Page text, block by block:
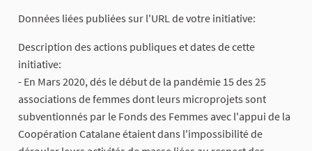
Données liées publiées sur l'URL de votre initiative:
Description des actions publiques et dates de cette
initiative:
- En Mars 2020, dés le début de la pandémie 15 des 25
associations de femmes dont leurs microprojets sont
subventionnés par le Fonds des Femmes avec l'appui de la
Coopération Catalane étaient dans l'impossibilité de